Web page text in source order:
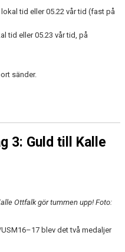
tid eller 05.22 vår tid (fast på
tid eller 05.23 vår tid, på
sänder.
3: Guld till Kalle
Ottfalk gör tummen upp! Foto:
blev det två medaljer